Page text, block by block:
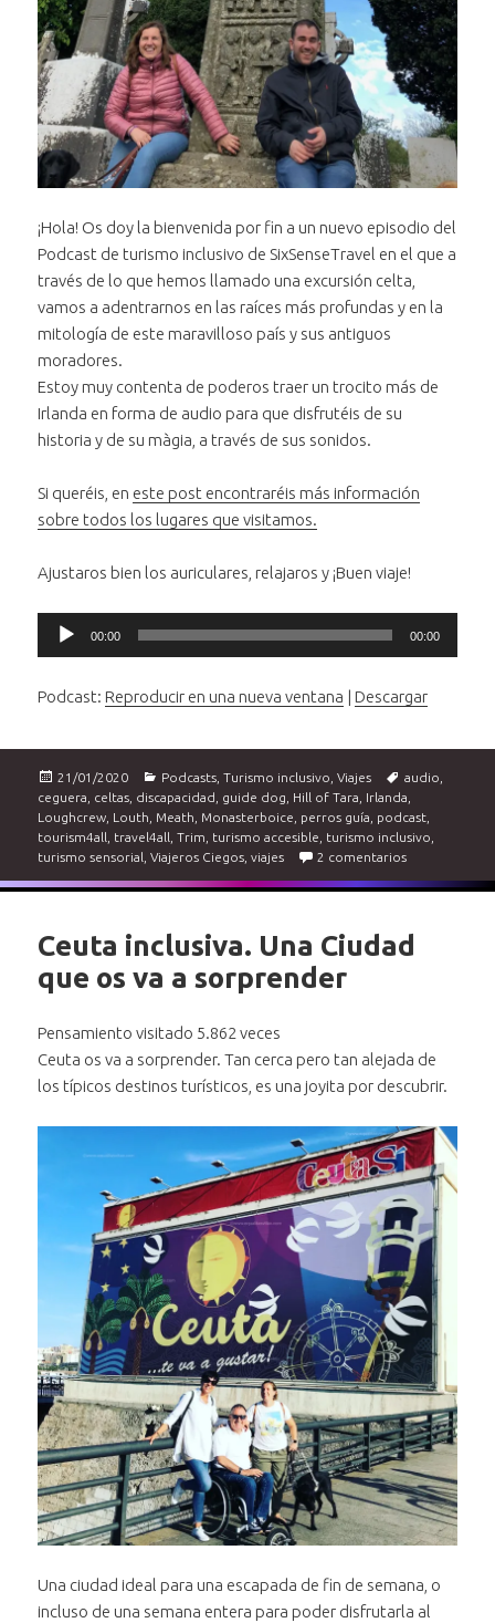
¡Hola! Os doy la bienvenida por fin a un nuevo episodio del
Podcast de turismo inclusivo de SixSenseTravel en el que a
través de lo que hemos llamado una excursión celta,
vamos a adentrarnos en las raíces más profundas y en la
mitología de este maravilloso país y sus antiguos
moradores.
Estoy muy contenta de poderos traer un trocito más de
Irlanda en forma de audio para que disfrutéis de su
historia y de su màgia, a través de sus sonidos.
Si queréis, en este post encontraréis más información
sobre todos los lugares que visitamos.
Ajustaros bien los auriculares, relajaros y ¡Buen viaje!
Reproductor
00:00 00:00
Podcast: Reproducir en una nueva ventana | Descargar
Publicado
el
21/01/2020 Categorías
Podcasts ,Turismo inclusivo ,Viajes Etiquetas
audio
ceguera
celtas discapacidad guide dog Hill of Tara Irlanda
Loughcrew Louth Meath Monasterboice perros guía podcast
tourism4all
travel4all ,Trim turismo accesible turismo inclusivo
turismo sensorial ,Viajeros Ciegos ,viajes 2 comentariosen Podcast
Ceuta inclusiva. Una Ciudad
que os va a sorprender
Pensamiento visitado 5.862 veces
Ceuta os va a sorprender. Tan cerca pero tan alejada de
los típicos destinos turísticos, es una joyita por descubrir.
Una ciudad ideal para una escapada de fin de semana, o
incluso de una semana entera para poder disfrutarla al